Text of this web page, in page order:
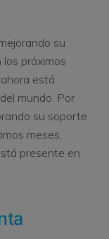
su
próximos
está
mundo. Por
su soporte
meses,
presente en